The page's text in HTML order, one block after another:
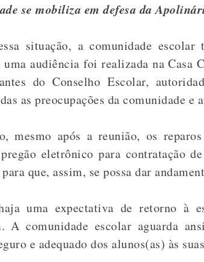
se mobiliza em defesa da
situação, a comunidade
uma audiência foi realizada na
do Conselho Escolar,
as preocupações da comunidade
mesmo após a reunião, os
eletrônico para contratação
que, assim, se possa dar
uma expectativa de retorno à
A comunidade escolar aguarda
e adequado dos alunos(as) às